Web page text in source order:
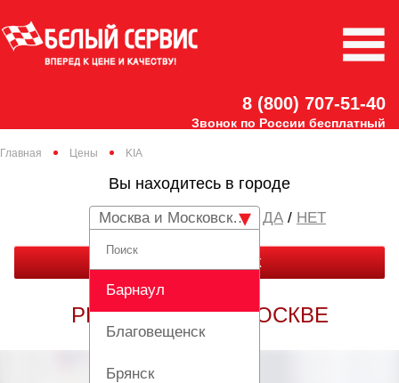
8 (800) 707-51-40
Звонок по России бесплатный
Главная Цены KIA
Вы находитесь в городе
Москва и Московская область
Барнаул
Благовещенск
Брянск
/ НЕТ
ЗАКАЗАТЬ ЗВОНОК
РЕМОНТ КИА В МОСКВЕ